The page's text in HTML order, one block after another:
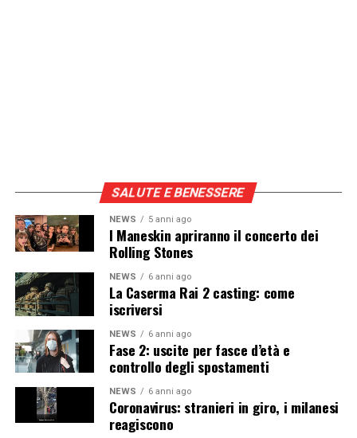
SALUTE E BENESSERE
NEWS 5 anni ago
I Maneskin apriranno il concerto dei
Rolling Stones
NEWS 6 anni ago
La Caserma Rai 2 casting: come
iscriversi
NEWS 6 anni ago
Fase 2: uscite per fasce d’età e
controllo degli spostamenti
NEWS 6 anni ago
Coronavirus: stranieri in giro, i milanesi
reagiscono